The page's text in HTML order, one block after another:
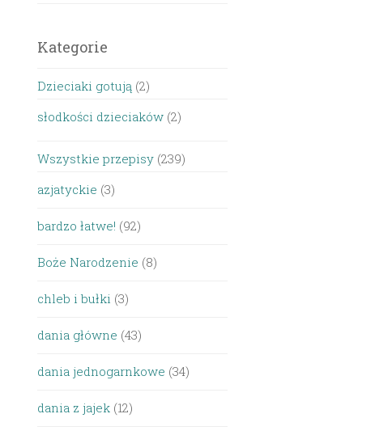
Kategorie
Dzieciaki gotują (2)
słodkości dzieciaków (2)
Wszystkie przepisy (239)
azjatyckie (3)
bardzo łatwe! (92)
Boże Narodzenie (8)
chleb i bułki (3)
dania główne (43)
dania jednogarnkowe (34)
dania z jajek (12)